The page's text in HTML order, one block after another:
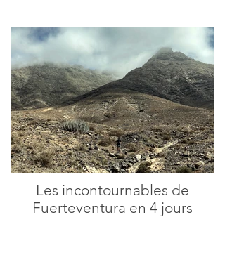
Les incontournables de
Fuerteventura en 4 jours